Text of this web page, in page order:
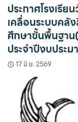
ประกาศโรงเรีย
เคลื่อนระบบคลั
ศึกษาขั้นพื้นฐา
ประจำปีงบประ
17 มิ.ย. 2569